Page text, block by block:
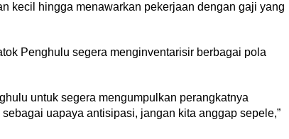
kecil hingga menawarkan pekerjaan dengan gaji yang
Penghulu segera menginventarisir berbagai pola
untuk segera mengumpulkan perangkatnya
uapaya antisipasi, jangan kita anggap sepele,”